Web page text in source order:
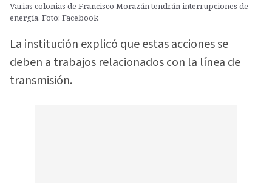
Varias colonias de Francisco Morazán tendrán interrupciones de
energía. Foto: Facebook
La institución explicó que estas acciones se
deben a trabajos relacionados con la línea de
transmisión.